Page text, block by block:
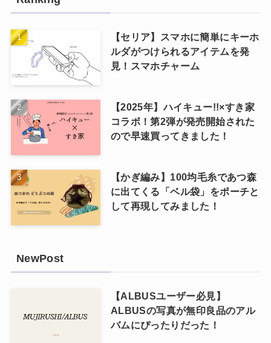
【セリア】スマホに簡単にキーホ
ルダがつけられるアイテムを発
見！スマホチャーム
【2025年】ハイキュー!!×すき家
コラボ！第2弾が発売開始された
ので早速買ってきました！
【かぎ編み】100均毛糸であつ森
に出てくる「ベル袋」をポーチと
して再現してみました！
NewPost
【ALBUSユーザー必見】
ALBUSの写真が無印良品のアル
バムにぴったりだった！